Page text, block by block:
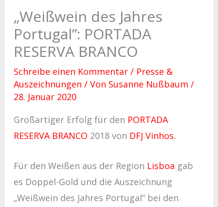
„Weißwein des Jahres
Portugal”: PORTADA
RESERVA BRANCO
Schreibe einen Kommentar / Presse &
Auszeichnungen / Von Susanne Nußbaum /
28. Januar 2020
Großartiger Erfolg für den PORTADA
RESERVA BRANCO 2018 von DFJ Vinhos.
Für den Weißen aus der Region Lisboa gab
es Doppel-Gold und die Auszeichnung
„Weißwein des Jahres Portugal” bei den